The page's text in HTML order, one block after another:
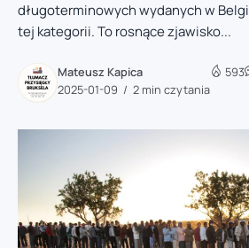
długoterminowych wydanych w
tej kategorii. To rosnące zjawisko...
Mateusz Kapica
2025-01-09
2 min czytania
593